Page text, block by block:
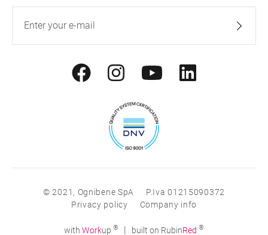
© 2021, Ognibene SpA
P.Iva 01215090372
Privacy policy
Company info
with Workup ® | built on RubinRed ®